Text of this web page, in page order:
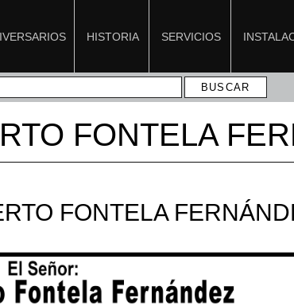
HISTORIA SERVICIOS
FONTELA
FONTELA